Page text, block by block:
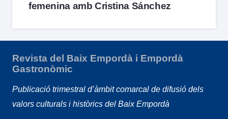
femenina amb Cristina Sánchez
Revista del Baix Empordà i Empordà
Gastronòmic
Publicació trimestral d’àmbit comarcal de difusió dels
valors culturals i històrics del Baix Empordà